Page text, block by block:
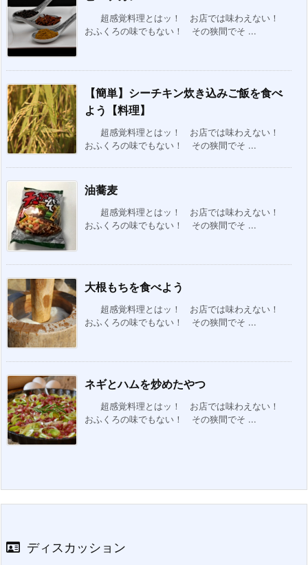
超感覚料理とはッ！ お店では味わえない！
おふくろの味でもない！ その狭間でそ ...
【簡単】シーチキン炊き込みご飯を食べ
よう【料理】
超感覚料理とはッ！ お店では味わえない！
おふくろの味でもない！ その狭間でそ ...
油蕎麦
超感覚料理とはッ！ お店では味わえない！
おふくろの味でもない！ その狭間でそ ...
大根もちを食べよう
超感覚料理とはッ！ お店では味わえない！
おふくろの味でもない！ その狭間でそ ...
ネギとハムを炒めたやつ
超感覚料理とはッ！ お店では味わえない！
おふくろの味でもない！ その狭間でそ ...
ディスカッション